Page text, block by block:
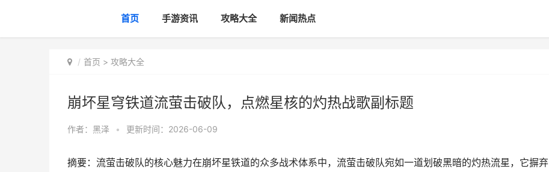
首页 手游资讯 攻略大全 新闻热点
首页 > 攻略大全
崩坏星穹铁道流萤击破队，点燃星核的灼热战歌副标题
作者： 黑泽 • 更新时间：2026-06-09
摘要：流萤击破队的核心魅力在崩坏星铁道的众多战术体系中，流萤击破队宛如一道划破黑暗的灼热流星，它摒弃